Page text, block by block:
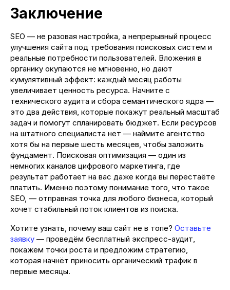
Заключение
SEO — не разовая настройка, а непрерывный процесс
улучшения сайта под требования поисковых систем и
реальные потребности пользователей. Вложения в
органику окупаются не мгновенно, но дают
кумулятивный эффект: каждый месяц работы
увеличивает ценность ресурса. Начните с
технического аудита и сбора семантического ядра —
это два действия, которые покажут реальный масштаб
задач и помогут спланировать бюджет. Если ресурсов
на штатного специалиста нет — наймите агентство
хотя бы на первые шесть месяцев, чтобы заложить
фундамент. Поисковая оптимизация — один из
немногих каналов цифрового маркетинга, где
результат работает на вас даже когда вы перестаёте
платить. Именно поэтому понимание того, что такое
SEO, — отправная точка для любого бизнеса, который
хочет стабильный поток клиентов из поиска.
Хотите узнать, почему ваш сайт не в топе? Оставьте
заявку — проведём бесплатный экспресс-аудит,
покажем точки роста и предложим стратегию,
которая начнёт приносить органический трафик в
первые месяцы.